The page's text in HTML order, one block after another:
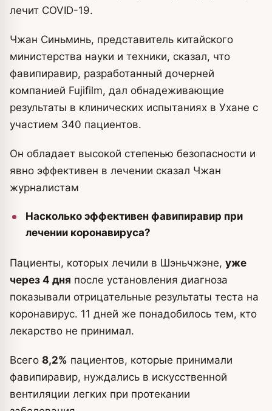
лечит COVID-19.
Чжан Синьминь, представитель китайского
министерства науки и техники, сказал, что
фавипиравир, разработанный дочерней
компанией Fujifilm, дал обнадеживающие
результаты в клинических испытаниях в Ухане с
участием 340 пациентов.
Он обладает высокой степенью безопасности и
явно эффективен в лечении сказал Чжан
журналистам
Насколько эффективен фавипиравир при
лечении коронавируса?
Пациенты, которых лечили в Шэньчжэне, уже
через 4 дня после установления диагноза
показывали отрицательные результаты теста на
коронавирус. 11 дней же понадобилось тем, кто
лекарство не принимал.
Всего 8,2% пациентов, которые принимали
фавипиравир, нуждались в искусственной
вентиляции легких при протекании